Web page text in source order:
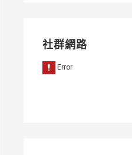
社群網路